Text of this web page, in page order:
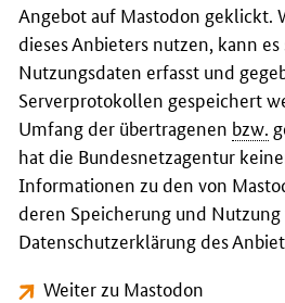
Angebot auf Mastodon geklickt.
dieses Anbieters nutzen, kann es
Nutzungsdaten erfasst und
Serverprotokollen gespeichert
Umfang der übertragenen bzw.
hat die Bundesnetzagentur
Informationen zu den von
deren Speicherung und
Datenschutzerklärung des
Weiter zu Mastodon